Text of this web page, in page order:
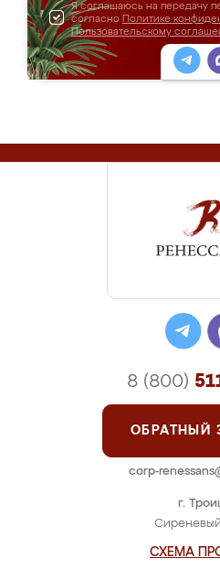
Я соглашаюсь на передачу
согласно Политике
Пользовательскому
г.
СХЕМА
8 (800)
ОБРАТНЫЙ
corp-